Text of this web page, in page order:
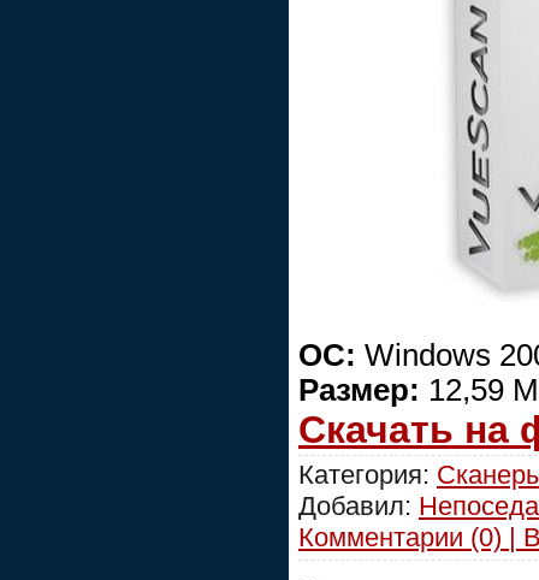
ОС: Windows
Размер: 12,59
Скачать на
Категория:
Добавил: Непоседа
Комментарии (0) |